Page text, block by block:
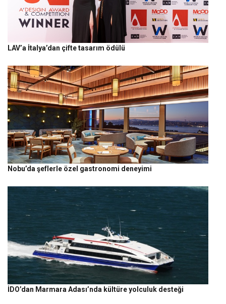
LAV’a İtalya’dan çifte tasarım ödülü
Nobu’da şeflerle özel gastronomi deneyimi
İDO’dan Marmara Adası’nda kültüre yolculuk desteği